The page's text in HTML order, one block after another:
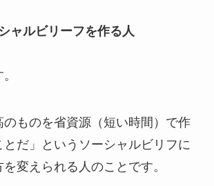
ャルビリーフを作る人
のものを省資源（短い時間）で作
とだ」というソーシャルビリフに
変えられる人のことです。